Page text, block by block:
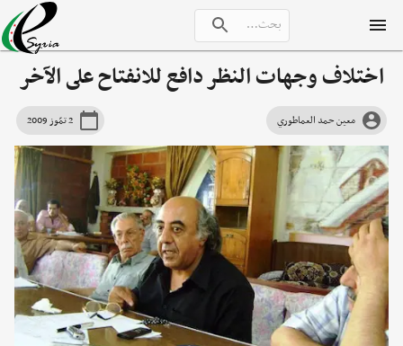
اختلاف وجهات النظر دافع للانفتاح على الآخر
معين حمد العماطوري 2 تمّوز 2009